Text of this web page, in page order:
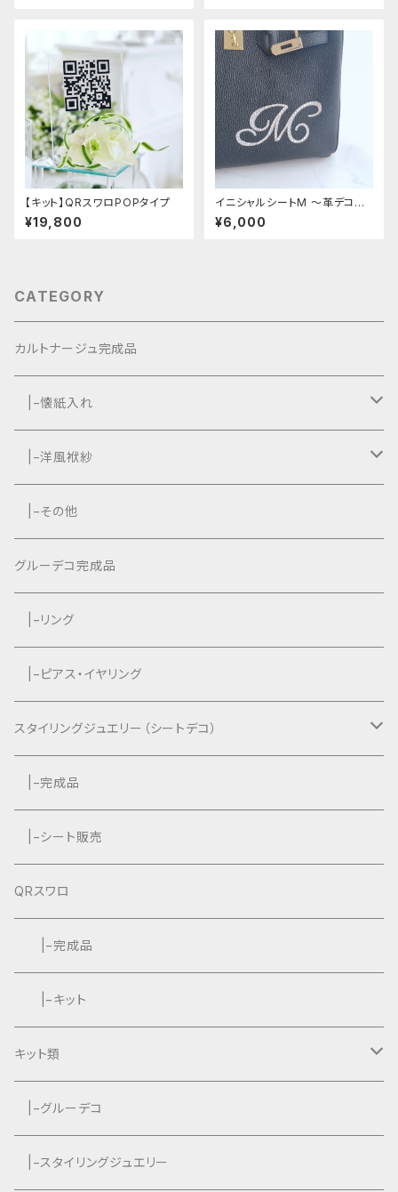
【キット】QRスワロPOPタイプ
¥19,800
イニシャルシートM 〜革デコ用
フィット〜
¥6,000
CATEGORY
カルトナージュ完成品
|−懐紙入れ
|−タッセル付き
|−タッセルなし
|−洋風袱紗
|−タッセル付き
|−タッセルなし
|−その他
グルーデコ完成品
|−リング
|−ピアス・イヤリング
スタイリングジュエリー（シートデコ）
数秘＆カラー®︎コラボ作品
|−完成品
|−シート販売
QRスワロ
|−完成品
|−キット
キット類
グルーデコ
|−グルーデコ
|−スタイリングジュエリー